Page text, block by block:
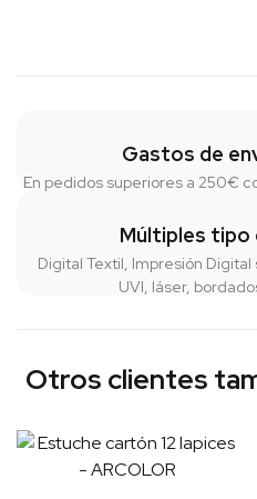
Gastos de
En pedidos superiores a 250€
Múltiples tipo
Digital Textil, Impresión
UVI, láser,
Otros clientes